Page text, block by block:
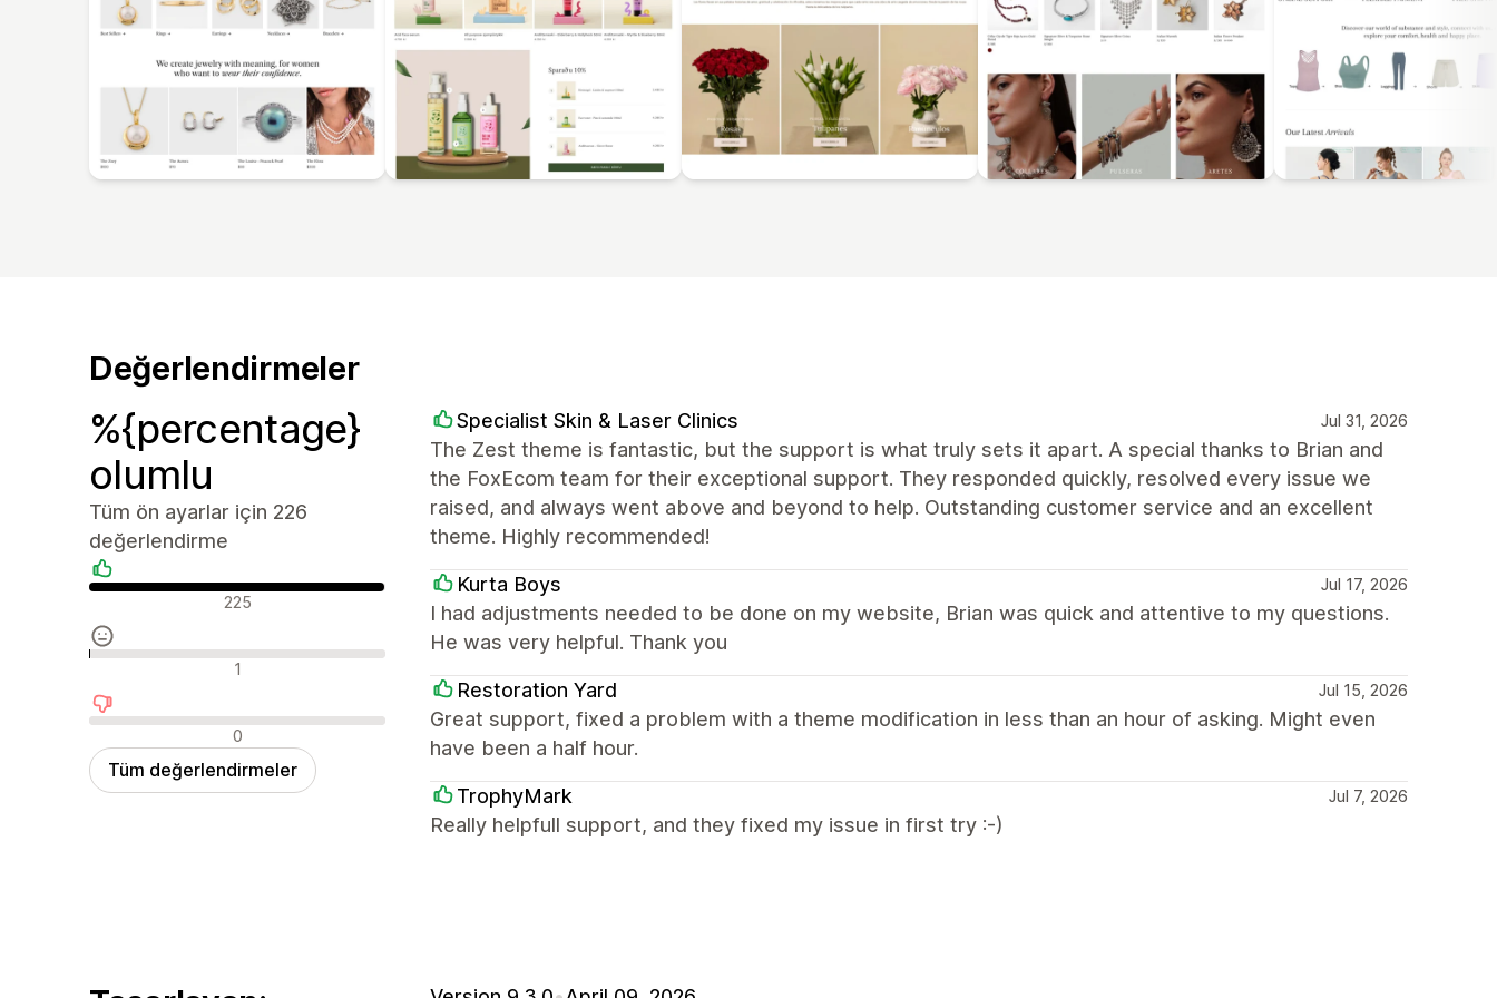
Değerlendirmeler
%{percentage}
olumlu
Tüm ön ayarlar için 226
değerlendirme
Olumlu değerlendirmeler
225
Nötr değerlendirmeler
1
Olumsuz değerlendirmeler
0
Tüm değerlendirmeler
Specialist Skin & Laser Clinics Jul 31, 2026
The Zest theme is fantastic, but the support is what truly sets it apart. A special thanks to Brian and
the FoxEcom team for their exceptional support. They responded quickly, resolved every issue we
raised, and always went above and beyond to help. Outstanding customer service and an excellent
theme. Highly recommended!
Kurta Boys Jul 17, 2026
I had adjustments needed to be done on my website, Brian was quick and attentive to my questions.
He was very helpful. Thank you
Restoration Yard Jul 15, 2026
Great support, fixed a problem with a theme modification in less than an hour of asking. Might even
have been a half hour.
TrophyMark Jul 7, 2026
Really helpfull support, and they fixed my issue in first try :-)